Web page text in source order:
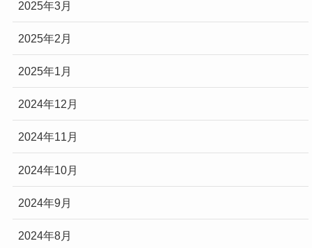
2025年3月
2025年2月
2025年1月
2024年12月
2024年11月
2024年10月
2024年9月
2024年8月